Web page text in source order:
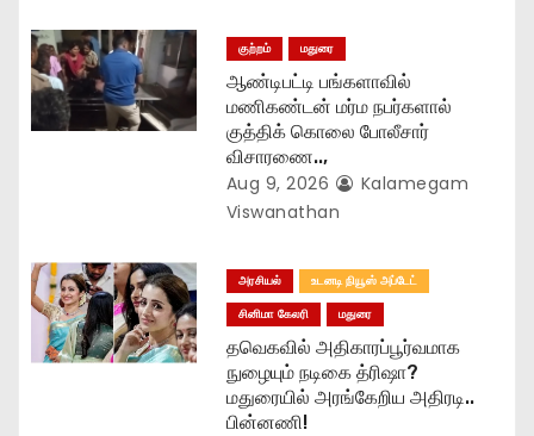
குற்றம் மதுரை
ஆண்டிபட்டி பங்களாவில்
மணிகண்டன் மர்ம நபர்களால்
குத்திக் கொலை போலீசார்
விசாரணை..,
Aug 9, 2026
Kalamegam
Viswanathan
அரசியல்
உடனடி நியூஸ் அப்டேட்
சினிமா கேலரி
மதுரை
தவெகவில் அதிகாரப்பூர்வமாக
நுழையும் நடிகை த்ரிஷா?
மதுரையில் அரங்கேறிய அதிரடி..
பின்னணி!